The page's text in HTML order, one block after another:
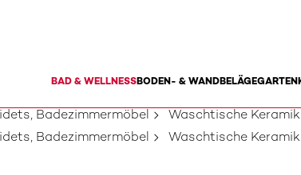
BAD & WELLNESSBODEN- & WANDBELÄGEGARTEN
Badezimmermöbel
Waschtische Keramik
Badezimmermöbel Waschtische Keramik